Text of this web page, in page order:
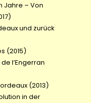
Jahre – Von
und zurück
(2015)
l’Engerran
(2013)
in der